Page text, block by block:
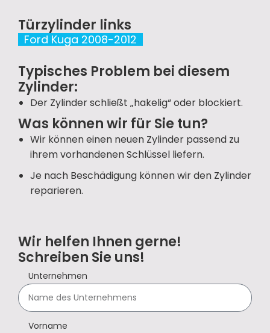
Türzylinder links
Ford Kuga 2008-2012
Typisches Problem bei diesem
Zylinder:
Der Zylinder schließt „hakelig“ oder blockiert.
Was können wir für Sie tun?
Wir können einen neuen Zylinder passend zu
ihrem vorhandenen Schlüssel liefern.
Je nach Beschädigung können wir den Zylinder
reparieren.
Wir helfen Ihnen gerne!
Schreiben Sie uns!
Unternehmen
Vorname